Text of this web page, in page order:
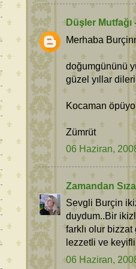
Düşler
Merhaba
doğumgününü
güzel yıllar
Kocaman
Zümrüt
06 Haziran,
Zamandan
Sevgli Burçin
duydum..Bir
farklı olur
lezzetli ve
06 Haziran,